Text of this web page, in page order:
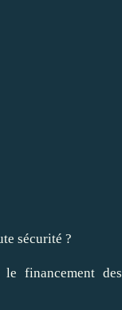
sécurité ?
financement des